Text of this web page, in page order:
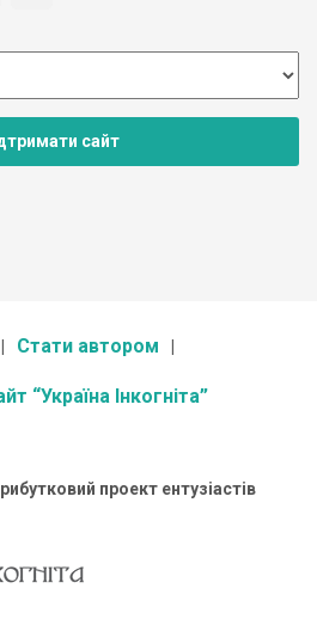
сайт
Стати автором
“Україна Інкогніта”
проект ентузіастів